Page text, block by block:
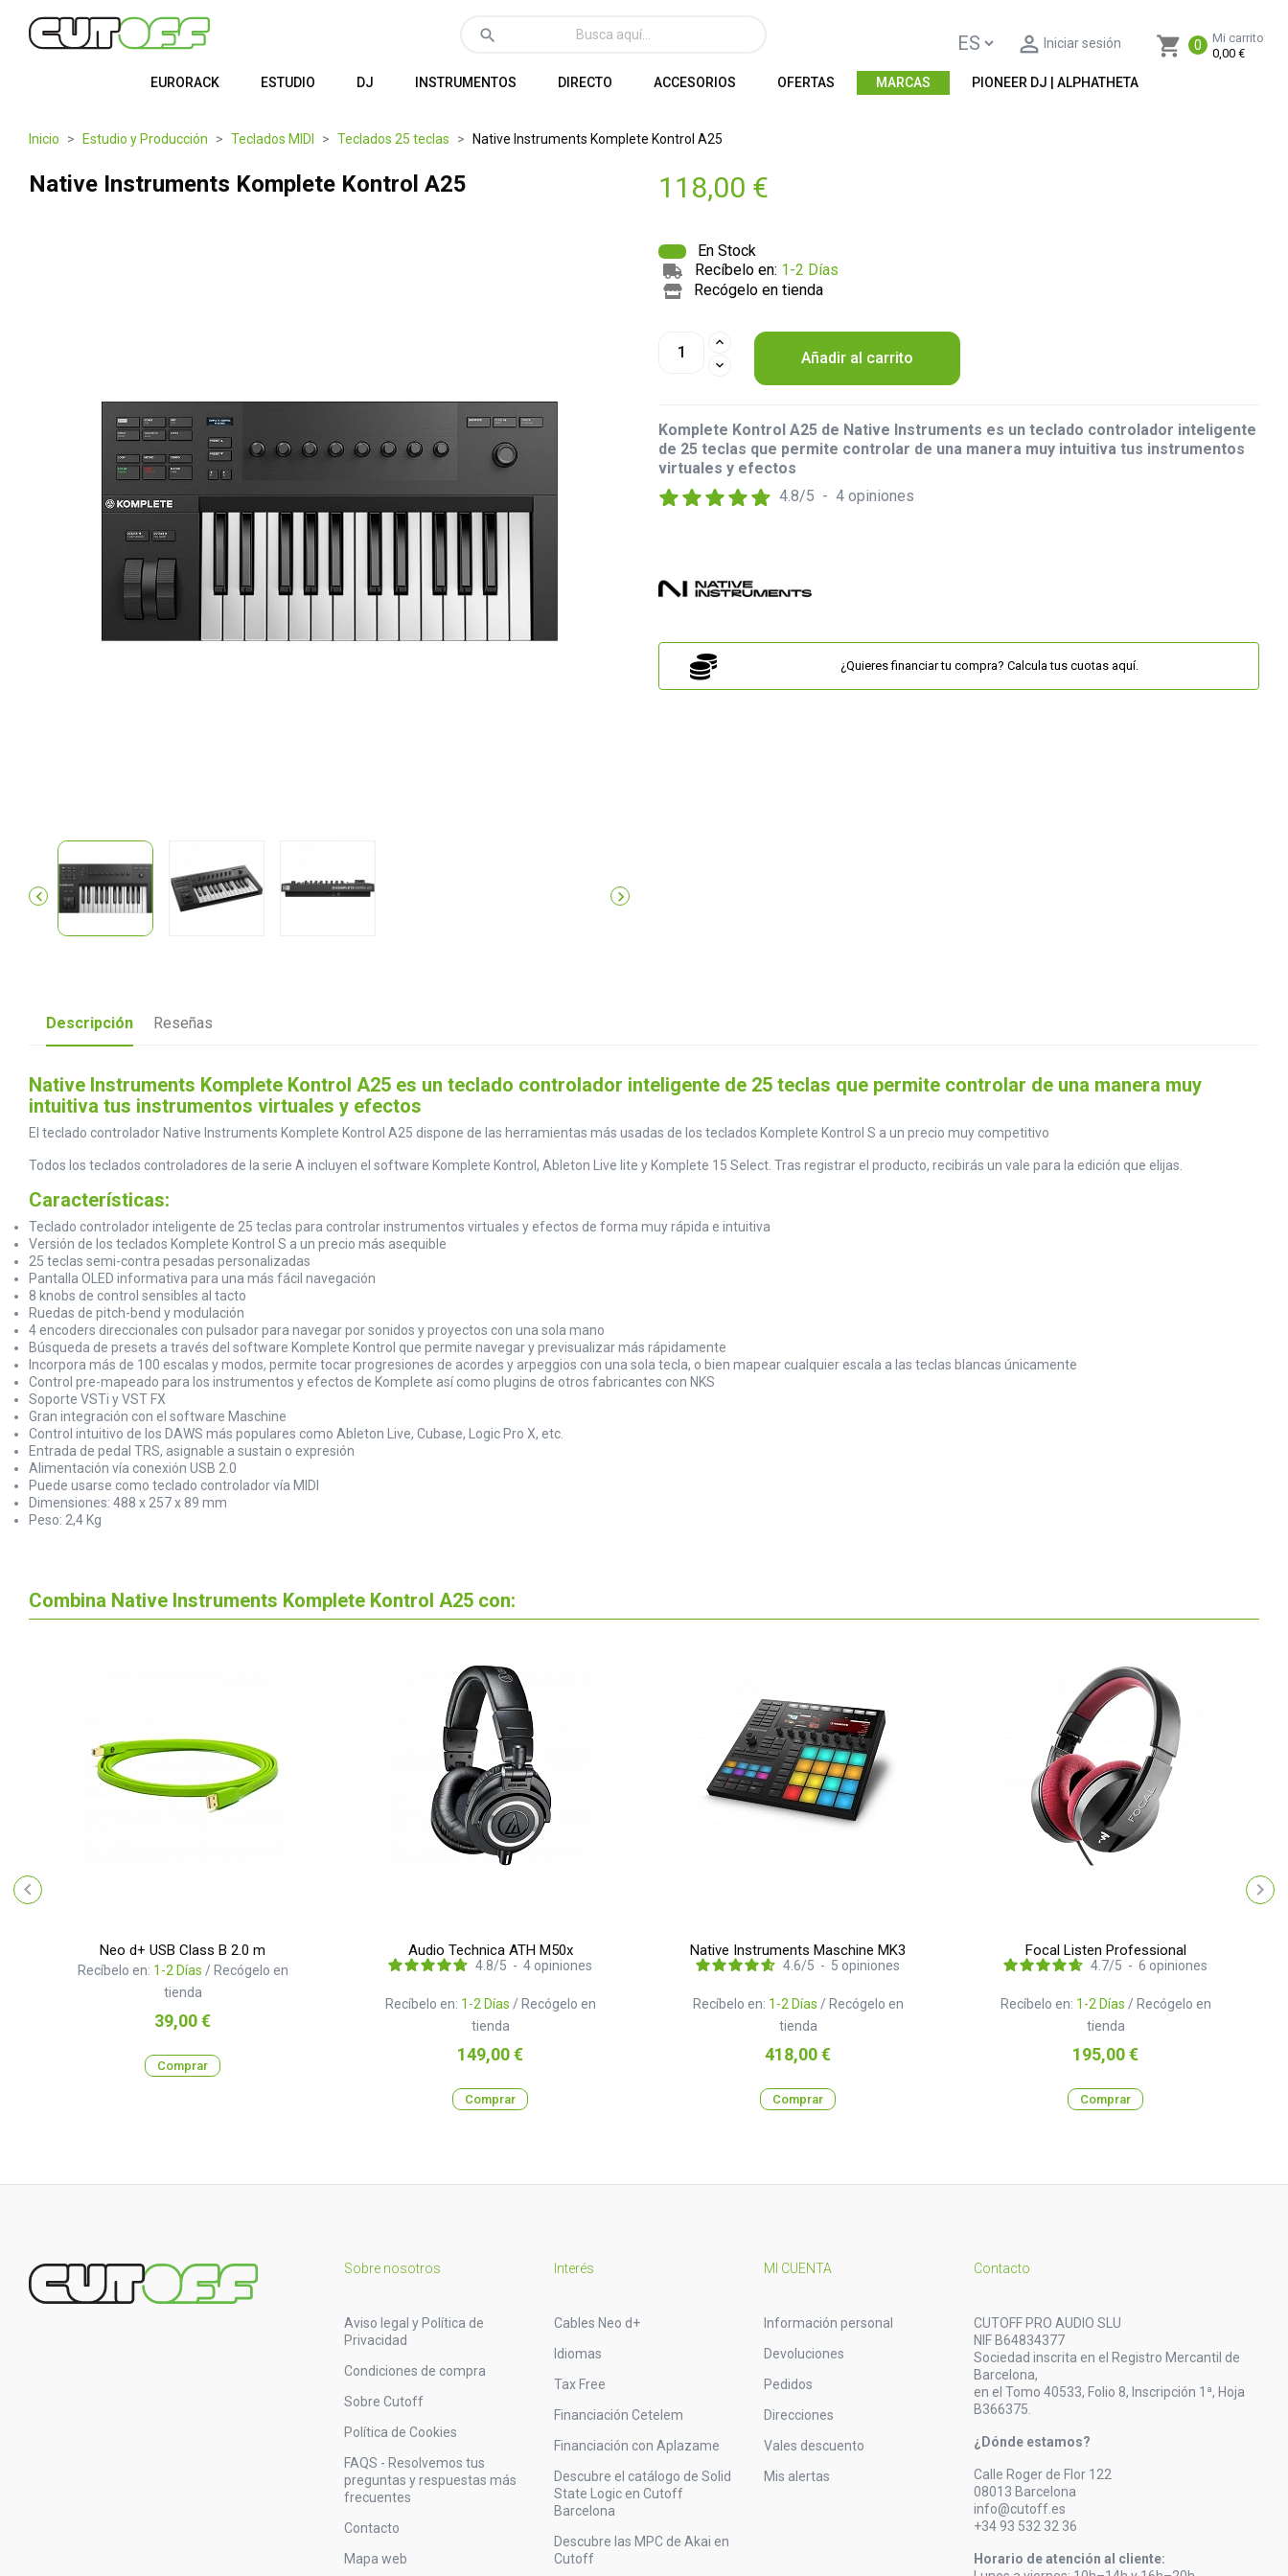
shopping_cart 0
Mi carrito
0,00 €
 Iniciar sesión
search
EURORACK ESTUDIO DJ INSTRUMENTOS DIRECTO ACCESORIOS OFERTAS MARCAS PIONEER DJ | ALPHATHETA
Inicio Estudio y Producción Teclados MIDI Teclados 25 teclas Native Instruments Komplete Kontrol A25
Native Instruments Komplete Kontrol A25
 
118,00 €
En Stock
Recíbelo en: 1-2 Días
Recógelo en tienda
Añadir al carrito
Komplete Kontrol A25 de Native Instruments es un teclado controlador inteligente
de 25 teclas que permite controlar de una manera muy intuitiva tus instrumentos
virtuales y efectos
4.8/5 - 4 opiniones
¿Quieres financiar tu compra? Calcula tus cuotas aquí.
Descripción Reseñas
Native Instruments Komplete Kontrol A25 es un teclado controlador inteligente de 25 teclas que permite controlar de una manera muy
intuitiva tus instrumentos virtuales y efectos
El teclado controlador Native Instruments Komplete Kontrol A25 dispone de las herramientas más usadas de los teclados Komplete Kontrol S a un precio muy competitivo
Todos los teclados controladores de la serie A incluyen el software Komplete Kontrol, Ableton Live lite y Komplete 15 Select. Tras registrar el producto, recibirás un vale para la edición que elijas.
Características:
Teclado controlador inteligente de 25 teclas para controlar instrumentos virtuales y efectos de forma muy rápida e intuitiva
Versión de los teclados Komplete Kontrol S a un precio más asequible
25 teclas semi-contra pesadas personalizadas
Pantalla OLED informativa para una más fácil navegación
8 knobs de control sensibles al tacto
Ruedas de pitch-bend y modulación
4 encoders direccionales con pulsador para navegar por sonidos y proyectos con una sola mano
Búsqueda de presets a través del software Komplete Kontrol que permite navegar y previsualizar más rápidamente
Incorpora más de 100 escalas y modos, permite tocar progresiones de acordes y arpeggios con una sola tecla, o bien mapear cualquier escala a las teclas blancas únicamente
Control pre-mapeado para los instrumentos y efectos de Komplete así como plugins de otros fabricantes con NKS
Soporte VSTi y VST FX
Gran integración con el software Maschine
Control intuitivo de los DAWS más populares como Ableton Live, Cubase, Logic Pro X, etc.
Entrada de pedal TRS, asignable a sustain o expresión
Alimentación vía conexión USB 2.0
Puede usarse como teclado controlador vía MIDI
Dimensiones: 488 x 257 x 89 mm
Peso: 2,4 Kg
Combina Native Instruments Komplete Kontrol A25 con:
Neo d+ USB Class B 2.0 m
Recíbelo en: 1-2 Días / Recógelo en
tienda
Precio
39,00 €
Comprar
Audio Technica ATH M50x
Recíbelo en: 1-2 Días / Recógelo en
tienda
4.8/5 - 4 opiniones
Precio
149,00 €
Comprar
Native Instruments Maschine MK3
Recíbelo en: 1-2 Días / Recógelo en
tienda
4.6/5 - 5 opiniones
Precio
418,00 €
Comprar
Focal Listen Professional
Recíbelo en: 1-2 Días / Recógelo en
tienda
4.7/5 - 6 opiniones
Precio
195,00 €
Comprar
Sobre nosotros
Aviso legal y Política de
Privacidad
Condiciones de compra
Sobre Cutoff
Política de Cookies
FAQS - Resolvemos tus
preguntas y respuestas más
frecuentes
Contacto
Mapa web
Interés
Cables Neo d+
Idiomas
Tax Free
Financiación Cetelem
Financiación con Aplazame
Descubre el catálogo de Solid
State Logic en Cutoff
Barcelona
Descubre las MPC de Akai en
Cutoff
MI CUENTA
Información personal
Devoluciones
Pedidos
Direcciones
Vales descuento
Mis alertas
Contacto
CUTOFF PRO AUDIO SLU
NIF B64834377
Sociedad inscrita en el Registro Mercantil de
Barcelona,
en el Tomo 40533, Folio 8, Inscripción 1ª, Hoja
B366375.
¿Dónde estamos?
Calle Roger de Flor 122
08013 Barcelona
info@cutoff.es
+34 93 532 32 36
Horario de atención al cliente: